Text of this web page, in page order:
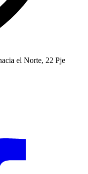
el Norte, 22 Pje